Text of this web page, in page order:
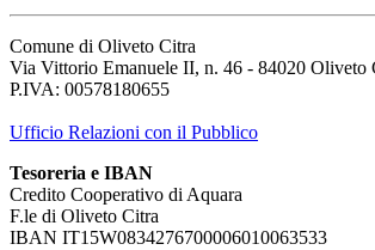
Comune di Oliveto Citra
Via Vittorio Emanuele II, n. 46 - 84020 Oliveto
P.IVA: 00578180655
Ufficio Relazioni con il Pubblico
Tesoreria e IBAN
Credito Cooperativo di Aquara
F.le di Oliveto Citra
IBAN IT15W0834276700006010063533